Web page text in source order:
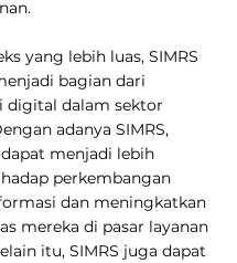
yang lebih luas, SIMRS
bagian dari
digital dalam sektor
adanya SIMRS,
menjadi lebih
perkembangan
dan meningkatkan
mereka di pasar layanan
itu, SIMRS juga dapat